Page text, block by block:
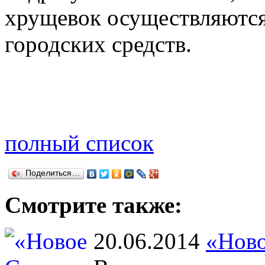
хрущевок
городских средств.
полный список
Поделиться…
Смотрите также:
20.06.2014